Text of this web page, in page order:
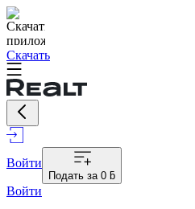
Скачать
Войти
Подать за 0 ƃ
Войти